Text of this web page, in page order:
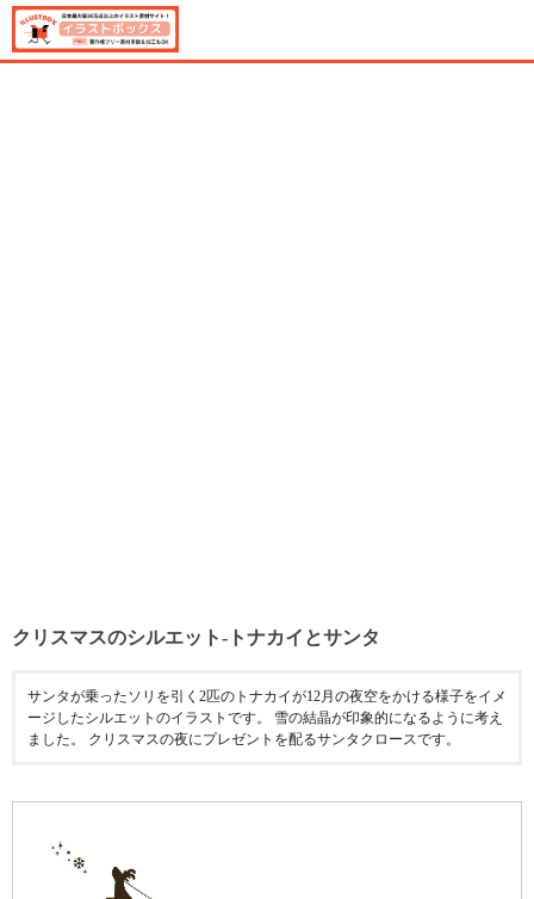
クリスマスのシルエット-トナカイとサンタ
サンタが乗ったソリを引く2匹のトナカイが12月の夜空をかける様子をイメ
ージしたシルエットのイラストです。 雪の結晶が印象的になるように考え
ました。 クリスマスの夜にプレゼントを配るサンタクロースです。